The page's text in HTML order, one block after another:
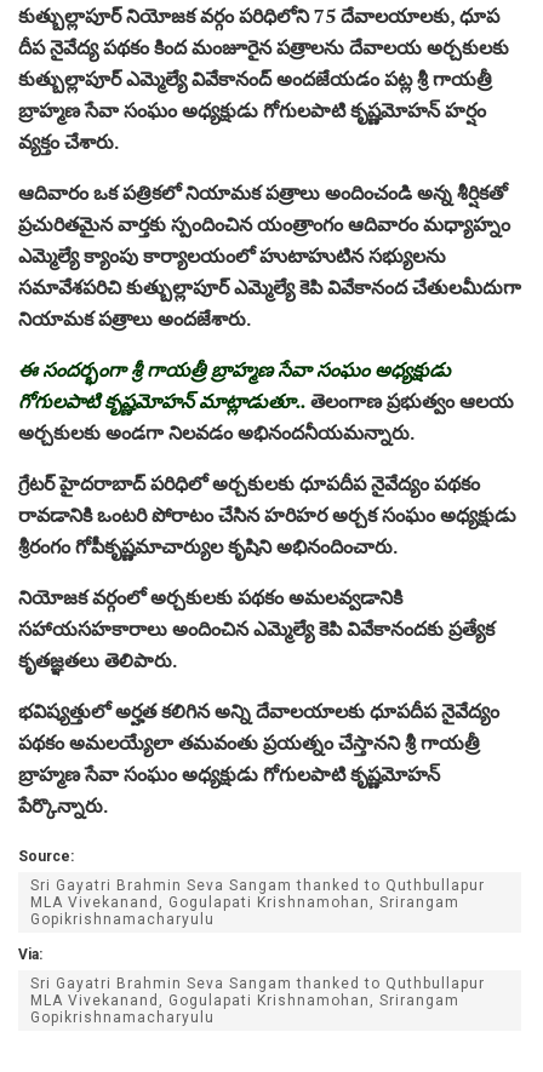
కుత్బుల్లాపూర్ నియోజక వర్గం పరిధిలోని 75 దేవాలయాలకు, ధూప
దీప నైవేద్య పథకం కింద మంజూరైన పత్రాలను దేవాలయ అర్చకులకు
కుత్బుల్లాపూర్ ఎమ్మెల్యే వివేకానంద్ అందజేయడం పట్ల శ్రీ గాయత్రీ
బ్రాహ్మణ సేవా సంఘం అధ్యక్షుడు గోగులపాటి కృష్ణమోహన్ హర్షం
వ్యక్తం చేశారు.
ఆదివారం ఒక పత్రికలో నియామక పత్రాలు అందించండి అన్న శీర్షికతో
ప్రచురితమైన వార్తకు స్పందించిన యంత్రాంగం ఆదివారం మధ్యాహ్నం
ఎమ్మెల్యే క్యాంపు కార్యాలయంలో హుటాహుటిన సభ్యులను
సమావేశపరిచి కుత్బుల్లాపూర్ ఎమ్మెల్యే కెపి వివేకానంద చేతులమీదుగా
నియామక పత్రాలు అందజేశారు.
ఈ సందర్భంగా శ్రీ గాయత్రీ బ్రాహ్మణ సేవా సంఘం అధ్యక్షుడు
గోగులపాటి కృష్ణమోహన్ మాట్లాడుతూ..తెలంగాణ ప్రభుత్వం ఆలయ
అర్చకులకు అండగా నిలవడం అభినందనీయమన్నారు.
గ్రేటర్ హైదరాబాద్ పరిధిలో అర్చకులకు ధూపదీప నైవేద్యం పథకం
రావడానికి ఒంటరి పోరాటం చేసిన హరిహర అర్చక సంఘం అధ్యక్షుడు
శ్రీరంగం గోపీకృష్ణమాచార్యుల కృషిని అభినందించారు.
నియోజక వర్గంలో అర్చకులకు పథకం అమలవ్వడానికి
సహాయసహకారాలు అందించిన ఎమ్మెల్యే కెపి వివేకానందకు ప్రత్యేక
కృతజ్ఞతలు తెలిపారు.
భవిష్యత్తులో అర్హత కలిగిన అన్ని దేవాలయాలకు ధూపదీప నైవేద్యం
పథకం అమలయ్యేలా తమవంతు ప్రయత్నం చేస్తానని శ్రీ గాయత్రీ
బ్రాహ్మణ సేవా సంఘం అధ్యక్షుడు గోగులపాటి కృష్ణమోహన్
పేర్కొన్నారు.
Source:
Sri Gayatri Brahmin Seva Sangam thanked to Quthbullapur
MLA Vivekanand, Gogulapati Krishnamohan, Srirangam
Gopikrishnamacharyulu
Via:
Sri Gayatri Brahmin Seva Sangam thanked to Quthbullapur
MLA Vivekanand, Gogulapati Krishnamohan, Srirangam
Gopikrishnamacharyulu